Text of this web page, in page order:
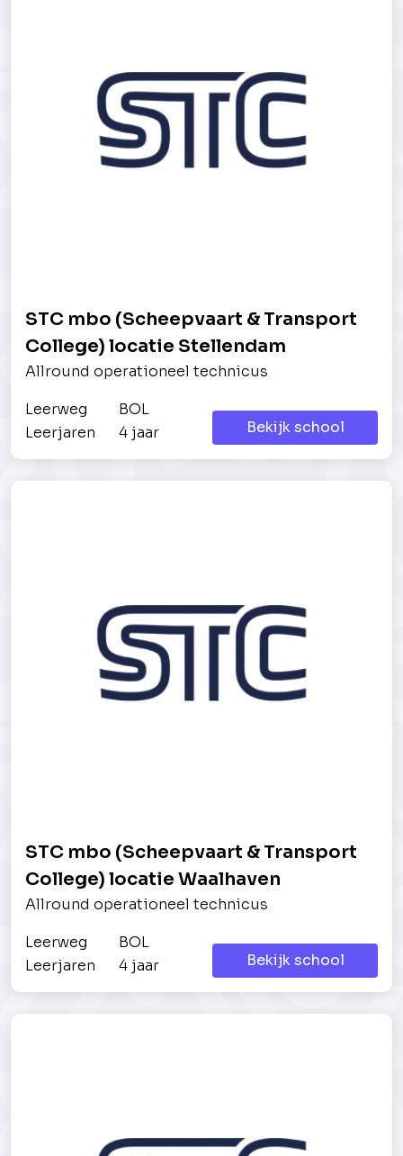
STC mbo (Scheepvaart & Transport
College) locatie Stellendam
Allround operationeel technicus
Leerweg
BOL
Leerjaren
4 jaar Bekijk school
STC mbo (Scheepvaart & Transport
College) locatie Waalhaven
Allround operationeel technicus
Leerweg
BOL
Leerjaren
4 jaar Bekijk school